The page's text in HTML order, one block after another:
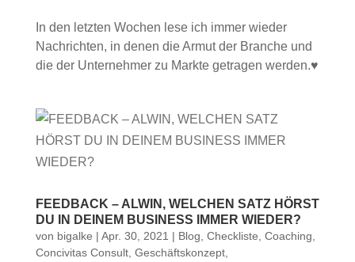
In den letzten Wochen lese ich immer wieder
Nachrichten, in denen die Armut der Branche und
die der Unternehmer zu Markte getragen werden.♥
FEEDBACK – ALWIN, WELCHEN SATZ HÖRST
DU IN DEINEM BUSINESS IMMER WIEDER?
von bigalke | Apr. 30, 2021 | Blog Checkliste Coaching
Concivitas Consult, Geschäftskonzept,